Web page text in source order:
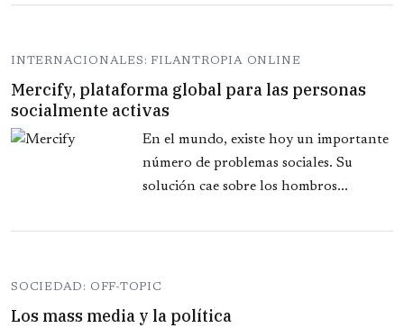
INTERNACIONALES: FILANTROPIA ONLINE
Mercify, plataforma global para las personas
socialmente activas
En el mundo, existe hoy un importante
número de problemas sociales. Su
solución cae sobre los hombros...
SOCIEDAD: OFF-TOPIC
Los mass media y la política